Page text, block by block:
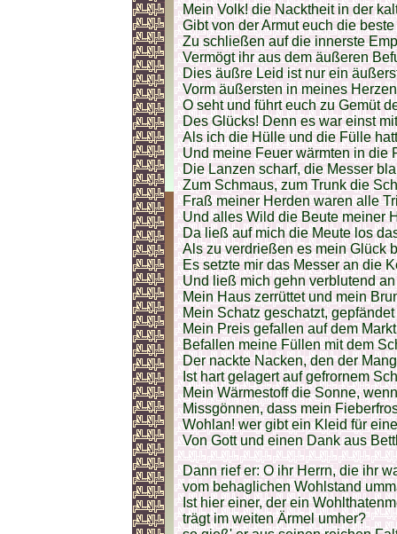
Mein Volk! die Nacktheit in der
Gibt von der Armut euch die
Zu schließen auf die innerste
Vermögt ihr aus dem äußeren
Dies äußre Leid ist nur ein
Vorm äußersten in meines
O seht und führt euch zu Gemüt
Des Glücks! Denn es war einst
Als ich die Hülle und die Fülle
Und meine Feuer wärmten in die
Die Lanzen scharf, die Messer
Zum Schmaus, zum Trunk die
Fraß meiner Herden waren alle
Und alles Wild die Beute meiner
Da ließ auf mich die Meute los
Als zu verdrießen es mein Glück
Es setzte mir das Messer an die
Und ließ mich gehn verblutend
Mein Haus zerrüttet und mein
Mein Schatz geschatzt,
Mein Preis gefallen auf dem
Befallen meine Füllen mit dem
Der nackte Nacken, den der
Ist hart gelagert auf gefrornem
Mein Wärmestoff die Sonne,
Missgönnen, dass mein
Wohlan! wer gibt ein Kleid für
Von Gott und einen Dank aus
Dann rief er: O ihr Herrn, die ihr
vom behaglichen Wohlstand
Ist hier einer, der ein
trägt im weiten Ärmel umher?